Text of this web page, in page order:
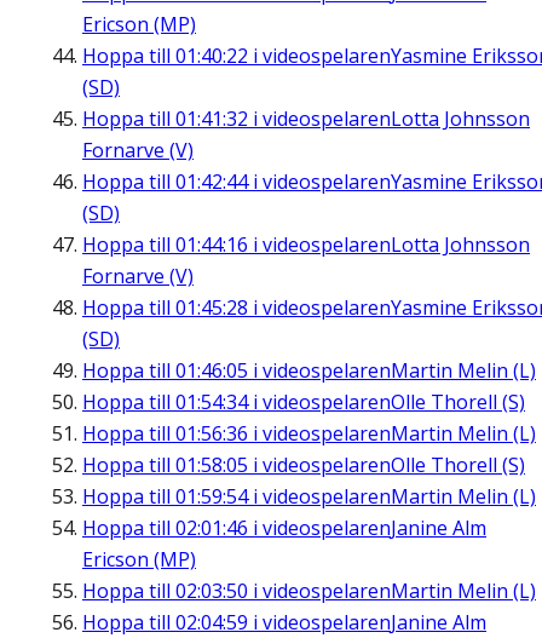
Ericson (MP)
Hoppa till 01:40:22 i videospelarenYasmine
(SD)
Hoppa till 01:41:32 i videospelarenLotta Johnsson
Fornarve (V)
Hoppa till 01:42:44i videospelarenYasmine
(SD)
Hoppa till 01:44:16 i videospelarenLotta Johnsson
Fornarve (V)
Hoppa till 01:45:28 i videospelarenYasmine
(SD)
Hoppa till 01:46:05 i videospelarenMartin Melin (L)
Hoppa till 01:54:34i videospelarenOlle Thorell (S)
Hoppa till 01:56:36 i videospelarenMartin Melin (L)
Hoppa till 01:58:05 i videospelarenOlle Thorell (S)
Hoppa till 01:59:54i videospelarenMartin Melin (L)
Hoppa till 02:01:46 i videospelarenJanine Alm
Ericson (MP)
Hoppa till 02:03:50 i videospelarenMartin Melin (L)
Hoppa till 02:04:59 i videospelarenJanine Alm